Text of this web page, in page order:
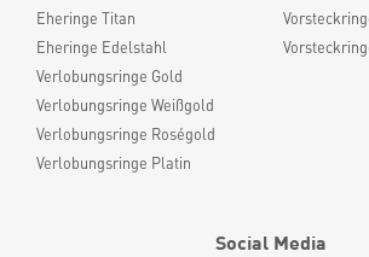
Eheringe Titan
Eheringe Edelstahl
Verlobungsringe Gold
Verlobungsringe Weißgold
Verlobungsringe Roségold
Verlobungsringe Platin
Social Media